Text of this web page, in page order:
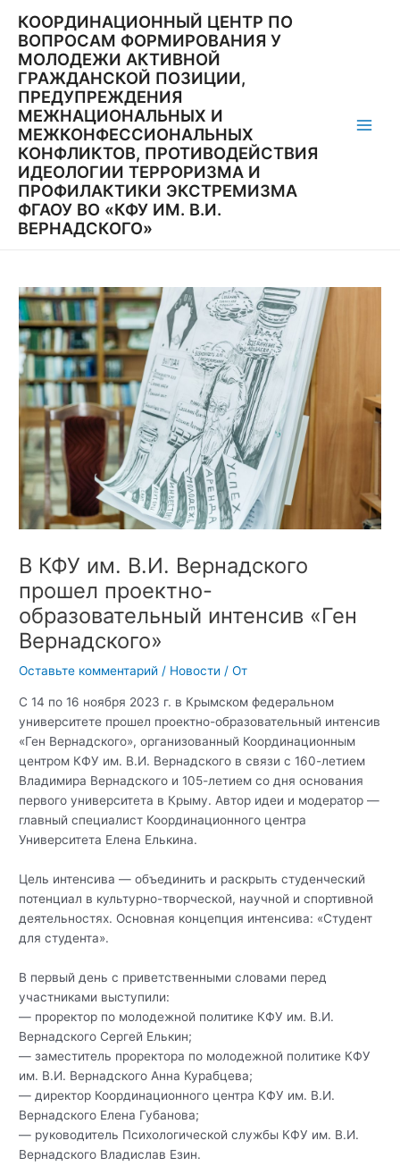
содержимому
КООРДИНАЦИОННЫЙ ЦЕНТР ПО
ВОПРОСАМ ФОРМИРОВАНИЯ У
МОЛОДЕЖИ АКТИВНОЙ
ГРАЖДАНСКОЙ ПОЗИЦИИ,
ПРЕДУПРЕЖДЕНИЯ
МЕЖНАЦИОНАЛЬНЫХ И
МЕЖКОНФЕССИОНАЛЬНЫХ
КОНФЛИКТОВ, ПРОТИВОДЕЙСТВИЯ
ИДЕОЛОГИИ ТЕРРОРИЗМА И
ПРОФИЛАКТИКИ ЭКСТРЕМИЗМА
ФГАОУ ВО «КФУ ИМ. В.И.
ВЕРНАДСКОГО»
В КФУ им. В.И. Вернадского
прошел проектно-
образовательный интенсив «Ген
Вернадского»
Оставьте комментарий / Новости / От
С 14 по 16 ноября 2023 г. в Крымском федеральном
университете прошел проектно-образовательный интенсив
«Ген Вернадского», организованный Координационным
центром КФУ им. В.И. Вернадского в связи с 160-летием
Владимира Вернадского и 105-летием со дня основания
первого университета в Крыму. Автор идеи и модератор —
главный специалист Координационного центра
Университета Елена Елькина.
Цель интенсива — объединить и раскрыть студенческий
потенциал в культурно-творческой, научной и спортивной
деятельностях. Основная концепция интенсива: «Студент
для студента».
В первый день с приветственными словами перед
участниками выступили:
— проректор по молодежной политике КФУ им. В.И.
Вернадского Сергей Елькин;
— заместитель проректора по молодежной политике КФУ
им. В.И. Вернадского Анна Курабцева;
— директор Координационного центра КФУ им. В.И.
Вернадского Елена Губанова;
— руководитель Психологической службы КФУ им. В.И.
Вернадского Владислав Езин.